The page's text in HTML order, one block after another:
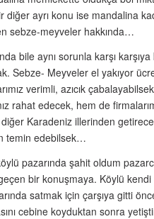
diğer ayrı konu ise mandalina
sebze-meyveler hakkında…
bile aynı sorunla karşı
Sebze- Meyveler el yakıyor
verimli, azıcık
rahat edecek, hem de
Karadeniz illerinden
temin edebilsek…
pazarında şahit oldum
bir konuşmaya. Köylü
satmak için çarşıya gitti
cebine koyduktan sonra